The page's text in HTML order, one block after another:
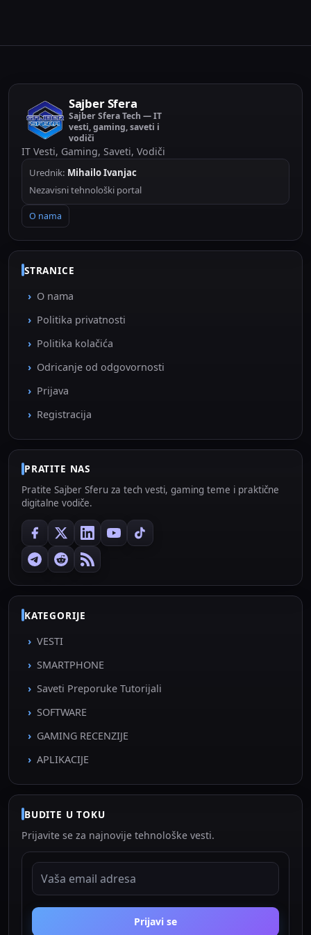
Sajber Sfera
Sajber Sfera Tech — IT
vesti, gaming, saveti i
vodiči
IT Vesti, Gaming, Saveti, Vodiči
Urednik: Mihailo Ivanjac
Nezavisni tehnološki portal
O nama
STRANICE
O nama
Politika privatnosti
Politika kolačića
Odricanje od odgovornosti
Prijava
Registracija
PRATITE NAS
Pratite Sajber Sferu za tech vesti, gaming teme i praktične
digitalne vodiče.
KATEGORIJE
VESTI
SMARTPHONE
Saveti Preporuke Tutorijali
SOFTWARE
GAMING RECENZIJE
APLIKACIJE
BUDITE U TOKU
Prijavite se za najnovije tehnološke vesti.
EMAIL ADRESA
Prijavi se